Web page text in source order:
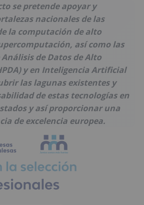
se pretende apoyar y
nacionales de las
la computación de alto
así como las
Análisis de Datos de Alto
y en Inteligencia Artificial
las lagunas existentes y
de estas tecnologías en
y así proporcionar una
de excelencia europea.